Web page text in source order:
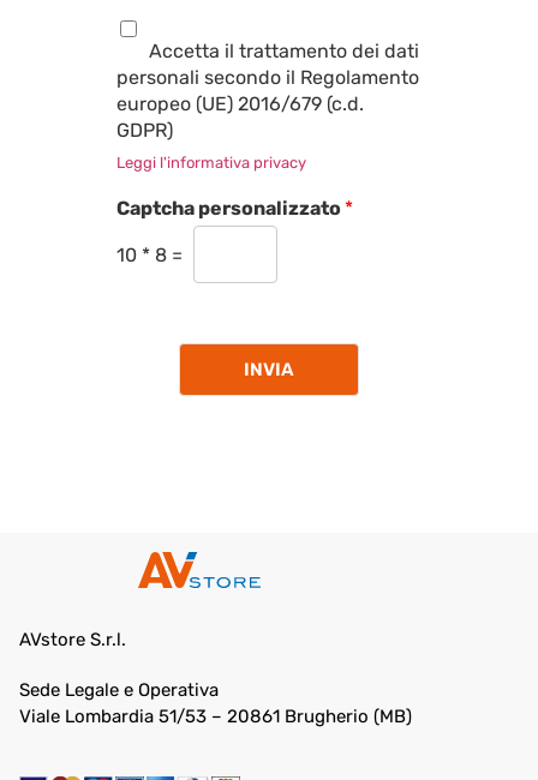
r
v
a
c
y
Accetta il trattamento dei dati
personali secondo il Regolamento
europeo (UE) 2016/679 (c.d.
GDPR)
Leggi l'informativa privacy
Captcha personalizzato *
10 * 8 =
INVIA
AVstore S.r.l.
Sede Legale e Operativa
Viale Lombardia 51/53 – 20861 Brugherio (MB)